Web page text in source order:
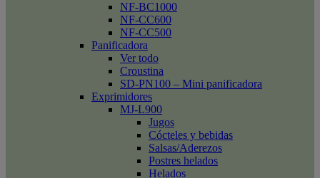
NF-BC1000
NF-CC600
NF-CC500
Panificadora
Ver todo
Croustina
SD-PN100 – Mini panificadora
Exprimidores
MJ-L900
Jugos
Cócteles y bebidas
Salsas/Aderezos
Postres helados
Helados